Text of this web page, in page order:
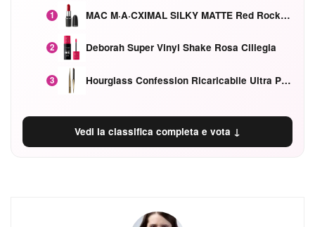
1 MAC M·A·CXIMAL SILKY MATTE Red Rock mat
2 Deborah Super Vinyl Shake Rosa Ciliegia
3 Hourglass Confession Ricaricabile Ultra Preciso Ad Alta Intensità Secretly Classic Red
Vedi la classifica completa e vota ↓